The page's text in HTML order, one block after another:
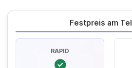
Festpreis am
RAPID